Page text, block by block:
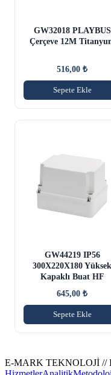
GW32018 PLAYBUS
Çerçeve 12M
516,00 ₺
Sepete Ekle
GW44219 IP56
300X220X180 Yüksek
Kapaklı Buat HF
645,00 ₺
Sepete Ekle
E-MARK TEKNOLOJİ